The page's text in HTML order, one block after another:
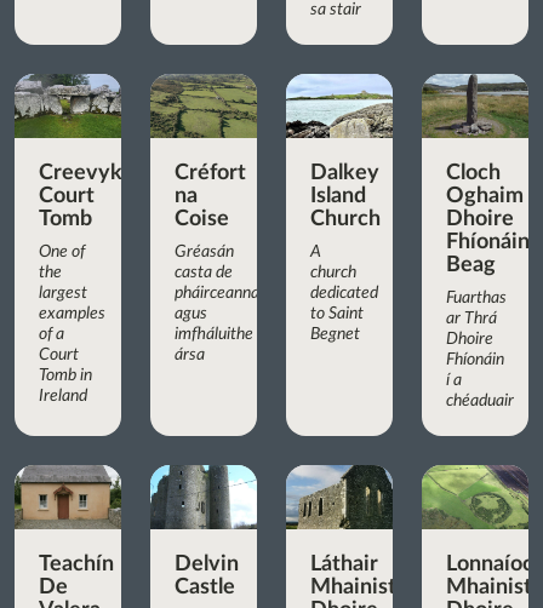
sa stair
Creevykeel
Court
Tomb
One of
the
largest
examples
of a
Court
Tomb in
Ireland
Créfort
na
Coise
Gréasán
casta de
pháirceanna
agus
imfháluithe
ársa
Dalkey
Island
Church
A
church
dedicated
to Saint
Begnet
Cloch
Oghaim
Dhoire
Fhíonáin
Beag
Fuarthas
ar Thrá
Dhoire
Fhíonáin
í a
chéaduair
Teachín
De
Delvin
Castle
Láthair
Mhainistreach